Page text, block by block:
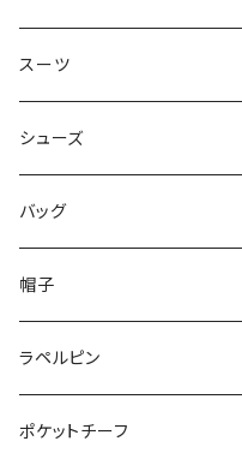
50/XL～
48/L
50/XL～
46/M
48/L
50/XL～
～44/S
46/M
48/L
50/XL～
スーツ
～44/S
46/M
48/L
50/XL～
シューズ
～25.5cm
26cm～
27cm～
28cm～
バッグ
帽子
ラペルピン
ポケットチーフ